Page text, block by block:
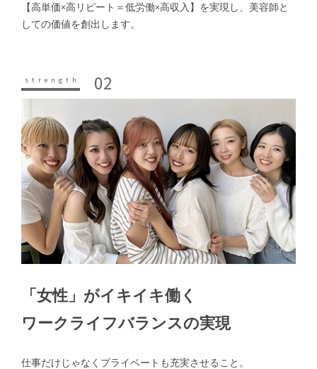
【高単価×高リピート＝低労働×高収入】を実現し、美容師と
しての価値を創出します。
02
「女性」がイキイキ働く
ワークライフバランスの実現
仕事だけじゃなくプライベートも充実させること。